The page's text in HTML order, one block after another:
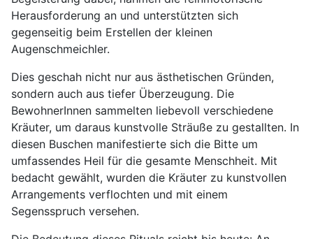
Herausforderung an und unterstützten sich
gegenseitig beim Erstellen der kleinen
Augenschmeichler.
Dies geschah nicht nur aus ästhetischen Gründen,
sondern auch aus tiefer Überzeugung. Die
BewohnerInnen sammelten liebevoll verschiedene
Kräuter, um daraus kunstvolle Sträuße zu gestallten. In
diesen Buschen manifestierte sich die Bitte um
umfassendes Heil für die gesamte Menschheit. Mit
bedacht gewählt, wurden die Kräuter zu kunstvollen
Arrangements verflochten und mit einem
Segensspruch versehen.